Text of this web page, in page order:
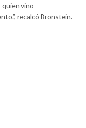
vino
recalcó Bronstein.